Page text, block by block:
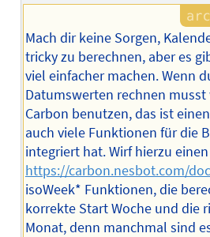
Mach dir keine Sorgen,
tricky zu berechnen, aber es
viel einfacher machen. Wenn
Datumswerten rechnen
Carbon benutzen, das ist
auch viele Funktionen für die
integriert hat. Wirf hierzu
https://carbon.nesbot.com/
isoWeek* Funktionen, die
korrekte Start Woche und die
Monat, denn manchmal sind